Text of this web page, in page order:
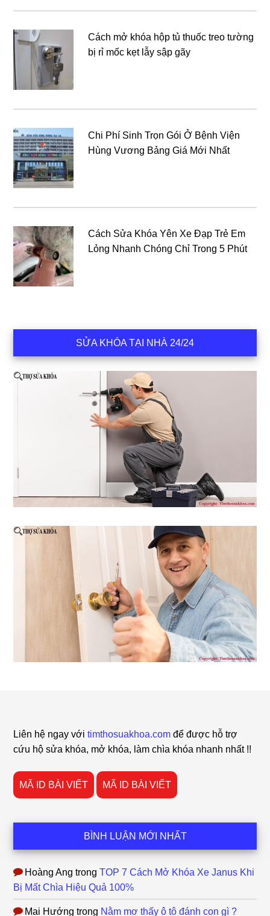
Cách mở khóa hộp tủ thuốc treo tường
bị rỉ mốc kẹt lẫy sập gãy
Chi Phí Sinh Trọn Gói Ở Bệnh Viện
Hùng Vương Bảng Giá Mới Nhất
Cách Sửa Khóa Yên Xe Đạp Trẻ Em
Lỏng Nhanh Chóng Chỉ Trong 5 Phút
SỬA KHÓA TẠI NHÀ 24/24
Liên hệ ngay vớitimthosuakhoa.com để được hỗ trợ
cứu hộ sửa khóa, mở khóa, làm chìa khóa nhanh nhất !!
MÃ ID BÀI VIẾT MÃ ID BÀI VIẾT
BÌNH LUẬN MỚI NHẤT
Hoàng Ang trongTOP 7 Cách Mở Khóa Xe Janus Khi
Bị Mất Chìa Hiệu Quả 100%
Mai Hướng trong Nằm mơ thấy ô tô đánh con gì ?